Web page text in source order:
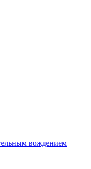
вождением